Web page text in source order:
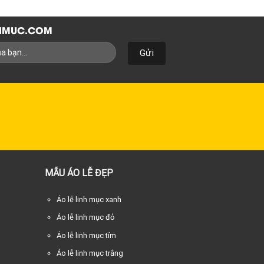
MẪU ÁO LỄ ĐẸP
Áo lễ linh mục xanh
Áo lễ linh mục đỏ
Áo lễ linh mục tím
Áo lễ linh mục trắng